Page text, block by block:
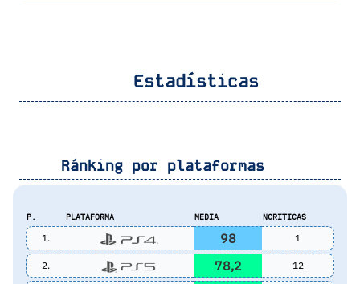
Estadísticas
Ránking por plataformas
P. PLATAFORMA MEDIA NCRITICAS
1. 98 1
2. 78,2 12